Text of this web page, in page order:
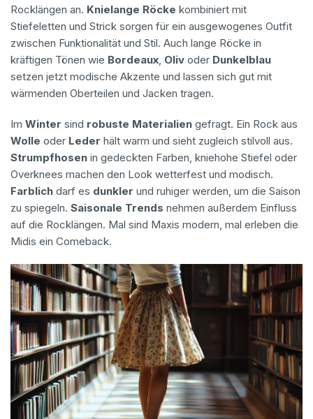
Rocklängen an. Knielange Röcke kombiniert mit
Stiefeletten und Strick sorgen für ein ausgewogenes Outfit
zwischen Funktionalität und Stil. Auch lange Röcke in
kräftigen Tönen wie Bordeaux Oliv oder Dunkelblau
setzen jetzt modische Akzente und lassen sich gut mit
wärmenden Oberteilen und Jacken tragen.
Im Winter sind robuste Materialien gefragt. Ein Rock aus
Wolle oder Leder hält warm und sieht zugleich stilvoll aus.
Strumpfhosen in gedeckten Farben, kniehohe Stiefel oder
Overknees machen den Look wetterfest und modisch.
Farblich darf es dunkler und ruhiger werden, um die Saison
zu spiegeln. Saisonale Trends nehmen außerdem Einfluss
auf die Rocklängen. Mal sind Maxis modern, mal erleben die
Midis ein Comeback.